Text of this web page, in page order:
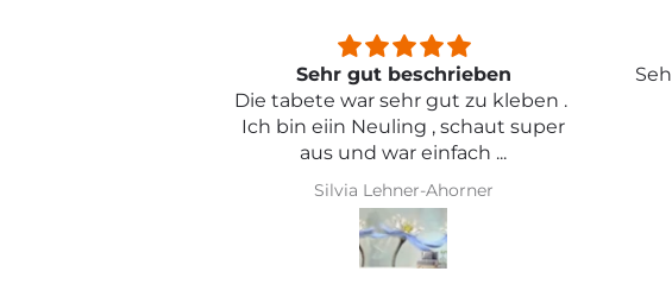
Sehr schön und von toller Qualität
Iris Griese